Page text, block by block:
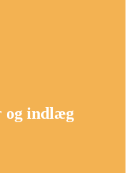
og indlæg